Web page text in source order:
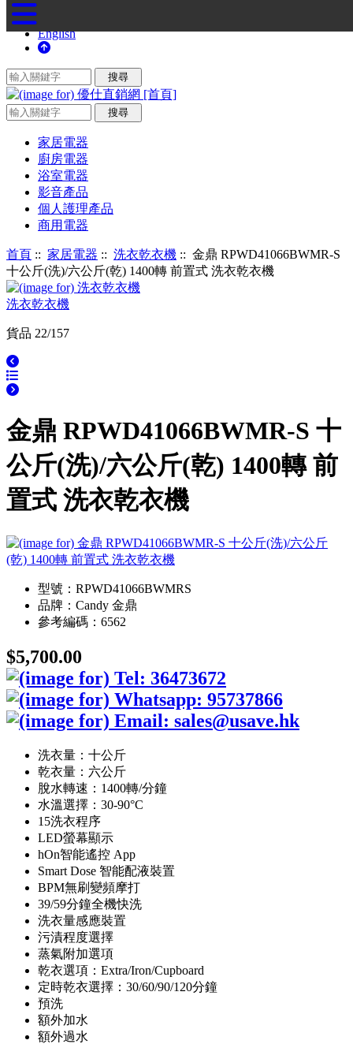
English
家居電器
廚房電器
浴室電器
影音產品
個人護理產品
商用電器
首頁 :: 家居電器 :: 洗衣乾衣機 :: 金鼎 RPWD41066BWMR-S
十公斤(洗)/六公斤(乾) 1400轉 前置式 洗衣乾衣機
洗衣乾衣機
貨品 22/157
金鼎 RPWD41066BWMR-S 十
公斤(洗)/六公斤(乾) 1400轉 前
置式 洗衣乾衣機
型號：RPWD41066BWMRS
品牌：Candy 金鼎
參考編碼：6562
$5,700.00
洗衣量：十公斤
乾衣量：六公斤
脫水轉速：1400轉/分鐘
水溫選擇：30-90°C
15洗衣程序
LED螢幕顯示
hOn智能遙控 App
Smart Dose 智能配液裝置
BPM無刷變頻摩打
39/59分鐘全機快洗
洗衣量感應裝置
污漬程度選擇
蒸氣附加選項
乾衣選項：Extra/Iron/Cupboard
定時乾衣選擇：30/60/90/120分鐘
預洗
額外加水
額外過水